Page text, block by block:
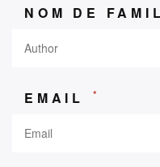
NOM DE
EMAIL *